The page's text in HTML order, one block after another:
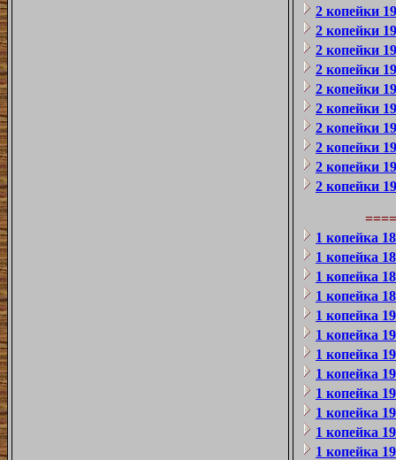
2 копейки
2 копейки
2 копейки
2 копейки
2 копейки
2 копейки
2 копейки
2 копейки
2 копейки
2 копейки
1 копейка
1 копейка
1 копейка
1 копейка
1 копейка
1 копейка
1 копейка
1 копейка
1 копейка
1 копейка
1 копейка
1 копейка